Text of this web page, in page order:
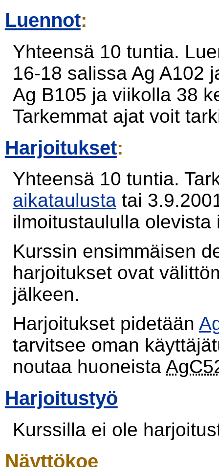
Luennot:
Yhteensä 10 tuntia.
16-18 salissa Ag A102
Ag B105 ja viikolla 38
Tarkemmat ajat voit
Harjoitukset:
Yhteensä 10 tuntia.
aikataulustatai
ilmoitustaululla
Kurssin ensimmäisen
harjoitukset ovat
jälkeen.
Harjoitukset pidetään
tarvitsee oman
noutaa huoneista
Harjoitustyö
Kurssilla ei ole
Näyttökoe